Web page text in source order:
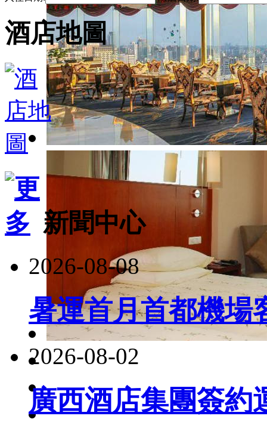
酒店地圖
新聞中心
2026-08-08
暑運首月首都機場
2026-08-02
廣西酒店集團簽約